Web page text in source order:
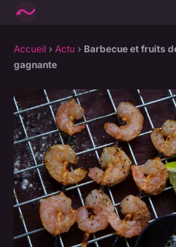
Accueil › Actu › Barbecue et fruits
gagnante